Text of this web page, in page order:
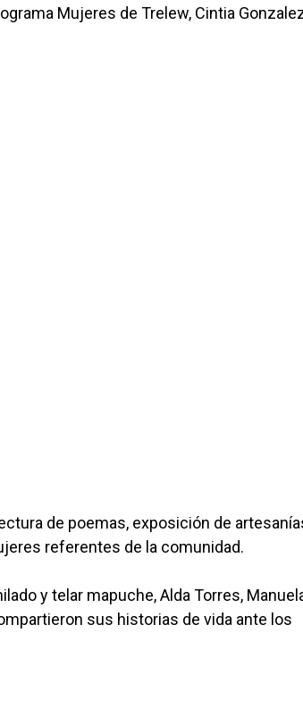
Mujeres de Trelew, Cintia
de poemas, exposición de
referentes de la comunidad.
y telar mapuche, Alda Torres,
sus historias de vida ante los